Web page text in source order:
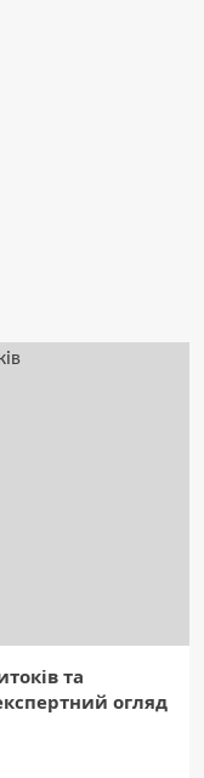
та
огляд